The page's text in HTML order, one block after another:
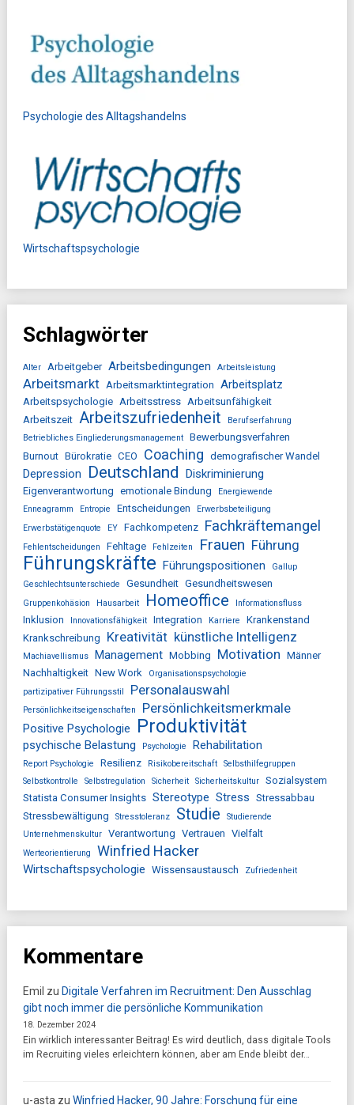
Psychologie des Alltagshandelns
Wirtschaftspsychologie
Schlagwörter
Alter Arbeitgeber Arbeitsbedingungen Arbeitsleistung
Arbeitsmarkt Arbeitsmarktintegration Arbeitsplatz
Arbeitspsychologie Arbeitsstress
Arbeitsunfähigkeit
Arbeitszeit
Arbeitszufriedenheit
Berufserfahrung
Betriebliches Eingliederungsmanagement
Bewerbungsverfahren
Burnout Bürokratie CEO Coaching demografischer Wandel
Depression Deutschland Diskriminierung
Eigenverantwortung emotionale Bindung
Energiewende
Enneagramm
Entropie Entscheidungen
Erwerbsbeteiligung
Erwerbstätigenquote
EY Fachkompetenz Fachkräftemangel
Fehlentscheidungen Fehltage Fehlzeiten Frauen Führung
Führungskräfte Führungspositionen
Gallup
Geschlechtsunterschiede
Gesundheit Gesundheitswesen
Gruppenkohäsion Hausarbeit Homeoffice Informationsfluss
Inklusion Innovationsfähigkeit Integration Karriere
Krankenstand
Krankschreibung
Kreativität künstliche Intelligenz
Machiavellismus Management Mobbing Motivation Männer
Nachhaltigkeit New Work
Organisationspsychologie
partizipativer Führungsstil
Personalauswahl
Persönlichkeitseigenschaften Persönlichkeitsmerkmale
Positive Psychologie Produktivität
psychische Belastung Psychologie Rehabilitation
Report Psychologie Resilienz Risikobereitschaft
Selbsthilfegruppen
Selbstkontrolle
Selbstregulation Sicherheit Sicherheitskultur
Sozialsystem
Statista Consumer Insights Stereotype Stress Stressabbau
Stressbewältigung
Stresstoleranz Studie
Studierende
Unternehmenskultur
Verantwortung Vertrauen Vielfalt
Werteorientierung Winfried Hacker
Wirtschaftspsychologie Wissensaustausch Zufriedenheit
Kommentare
Emil zu Digitale Verfahren im Recruitment: Den Ausschlag
gibt noch immer die persönliche Kommunikation
18. Dezember 2024
Ein wirklich interessanter Beitrag! Es wird deutlich, dass digitale Tools
im Recruiting vieles erleichtern können, aber am Ende bleibt der…
u-asta zu Winfried Hacker, 90 Jahre: Forschung für eine